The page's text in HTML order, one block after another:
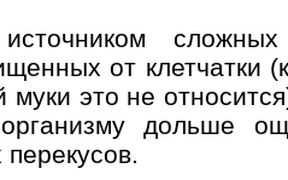
от клетчатки
муки это не
дольше